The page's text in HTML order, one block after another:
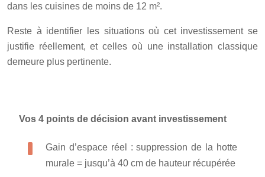
dans les cuisines de moins de 12 m².
Reste à identifier les situations où cet investissement se
justifie réellement, et celles où une installation classique
demeure plus pertinente.
Vos 4 points de décision avant investissement
Gain d’espace réel : suppression de la hotte
murale = jusqu’à 40 cm de hauteur récupérée